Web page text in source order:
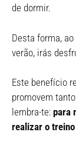
de dormir.
Desta forma,
verão, irás
Este benefício
promovem
lembra-te: para
realizar o